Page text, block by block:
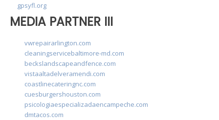
gpsyfl.org
MEDIA PARTNER III
vwrepairarlington.com
cleaningservicebaltimore-md.com
beckslandscapeandfence.com
vistaaltadelveramendi.com
coastlinecateringnc.com
cuesburgershouston.com
psicologiaespecializadaencampeche.com
dmtacos.com